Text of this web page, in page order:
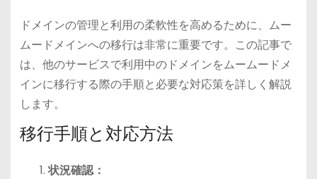
ドメインの管理と利用の柔軟性を高めるために、ムー
ムードメインへの移行は非常に重要です。この記事で
は、他のサービスで利用中のドメインをムームードメ
インに移行する際の手順と必要な対応策を詳しく解説
します。
移行手順と対応方法
状況確認：